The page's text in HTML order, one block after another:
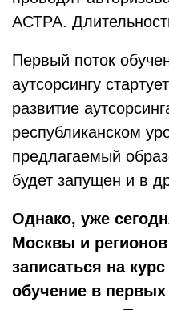
АСТРА.
Первый поток
аутсорсингу
развитие
республиканском
предлагаемый
будет запущен и в
Однако, уже
Москвы и
записаться на
обучение в